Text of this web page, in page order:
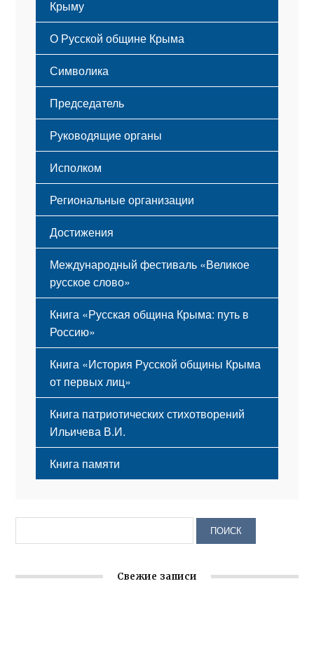
Крыму
Русский Крым
О Русской общине Крыма
Этапы становления
Принципы деятельности
Структура
Мероприятия
Символика
Флаг
Герб
Гимн
Председатель
Руководящие органы
Исполком
Региональные организации
Достижения
Международный фестиваль «Великое
русское слово»
Книга «Русская община Крыма: путь в
Россию»
Книга «История Русской общины Крыма
от первых лиц»
Книга патриотических стихотворений
Ильичева В.И.
Книга памяти
Свежие записи